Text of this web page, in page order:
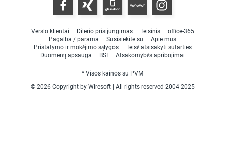
Verslo klientai Dilerio prisijungimas Teisinis
office-365
Pagalba / parama
Susisiekite su
Apie mus
Pristatymo ir mokėjimo sąlygos
Teisė atsisakyti sutarties
Duomenų apsauga
BSI Atsakomybės apribojimai
* Visos kainos su PVM
© 2026 Copyright by Wiresoft | All rights reserved 2004-2025